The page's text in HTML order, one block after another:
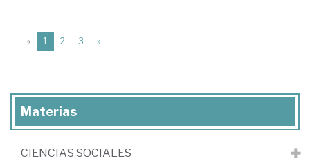
« 1 (current)
2 3 »
Materias
CIENCIAS SOCIALES